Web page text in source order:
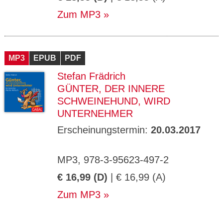
Zum MP3
MP3 EPUB PDF
Stefan Frädrich
GÜNTER, DER INNERE
SCHWEINEHUND, WIRD
UNTERNEHMER
Erscheinungstermin: 20.03.2017
MP3, 978-3-95623-497-2
€ 16,99 (D) | € 16,99 (A)
Zum MP3